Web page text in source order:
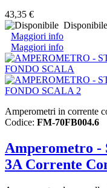
43,35 €
Disponibile
Maggiori info
Maggiori info
Amperometri in corrente
Codice: FM-70FB004.6
Amperometro -
3A Corrente